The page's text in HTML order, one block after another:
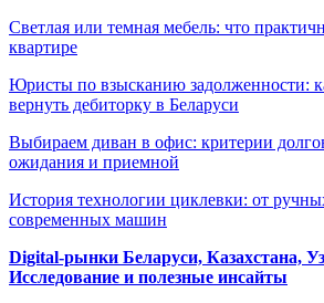
Светлая или темная мебель: что
квартире
Юристы по взысканию задолженности:
вернуть дебиторку в Беларуси
Выбираем диван в офис: критерии
ожидания и приемной
История технологии циклевки: от
современных машин
Digital-рынки Беларуси, Казахстана,
Исследование и полезные инсайты